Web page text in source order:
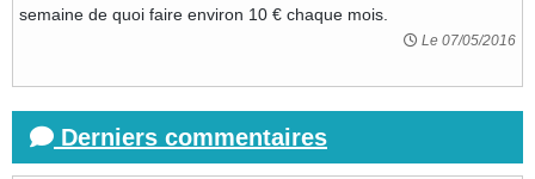
semaine de quoi faire environ 10 € chaque mois.
Le 07/05/2016
Derniers commentaires